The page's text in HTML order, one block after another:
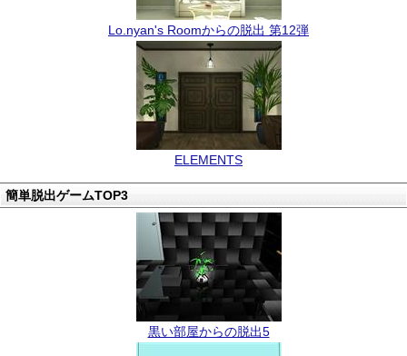
Lo.nyan's Roomからの脱出 第12弾
ELEMENTS
簡単脱出ゲームTOP3
黒い部屋からの脱出5